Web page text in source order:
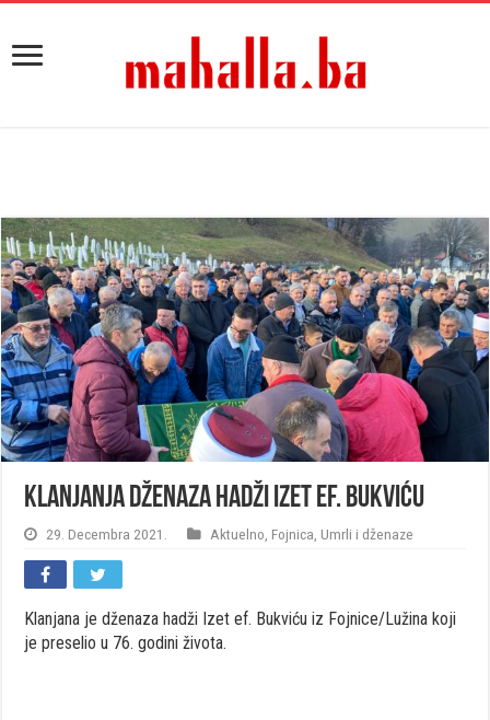
Klanjanja dženaza hadži Izet ef. Bukviću
29. Decembra 2021. Aktuelno Fojnica Umrli i dženaze
Klanjana je dženaza hadži Izet ef. Bukviću iz Fojnice/Lužina koji
je preselio u 76. godini života.